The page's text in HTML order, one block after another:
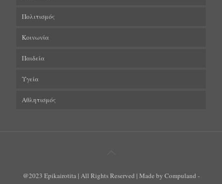
Πολιτισμός
Κοινωνία
Παιδεία
Υγεία
Αθλητισμός
@2023 Epikairotita | All Rights Reserved | Made by Compuland -